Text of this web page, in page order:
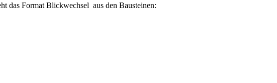
das Format Blickwechsel aus den Bausteinen: